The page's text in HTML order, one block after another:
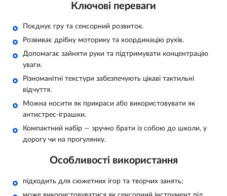
Ключові переваги
Поєднує гру та сенсорний розвиток.
Розвиває дрібну моторику та координацію рухів.
Допомагає зайняти руки та підтримувати концентрацію
уваги.
Різноманітні текстури забезпечують цікаві тактильні
відчуття.
Можна носити як прикраси або використовувати як
антистрес-іграшки.
Компактний набір — зручно брати із собою до школи, у
дорогу чи на прогулянку.
Особливості використання
підходить для сюжетних ігор та творчих занять;